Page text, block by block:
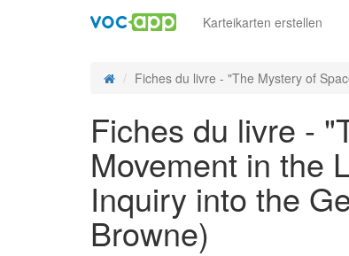
Karteikarten erstellen
Fiches du livre - "The Mystery of
Fiches du livre -
Movement in the
Inquiry into the
Browne)